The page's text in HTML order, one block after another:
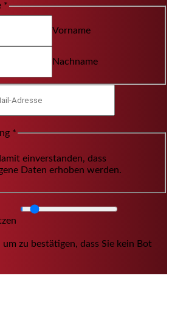
*
Vorname
Nachname
*
einverstanden, dass
Daten erhoben werden.
zu bestätigen, dass Sie kein Bot